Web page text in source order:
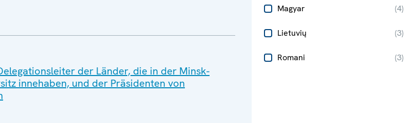
Magyar (4)
Lietuvių (3)
Romani (3)
der Länder, die in der Minsk-
innehaben, und der Präsidenten von